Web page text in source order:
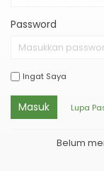
Password
Ingat Saya
Masuk Lupa
Belum